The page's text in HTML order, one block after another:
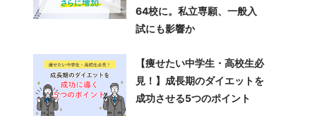
64校に。私立専願、一般入
試にも影響か
【痩せたい中学生・高校生必
見！】成長期のダイエットを
成功させる5つのポイント